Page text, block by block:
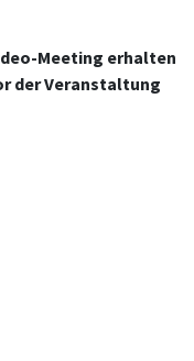
Meeting erhalten
der Veranstaltung